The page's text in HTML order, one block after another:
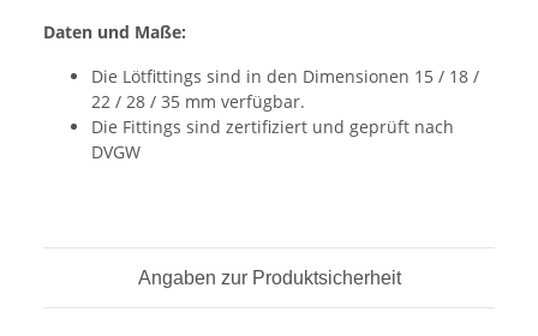
Daten und Maße:
Die Lötfittings sind in den Dimensionen 15 / 18 /
22 / 28 / 35 mm verfügbar.
Die Fittings sind zertifiziert und geprüft nach
DVGW
Angaben zur Produktsicherheit